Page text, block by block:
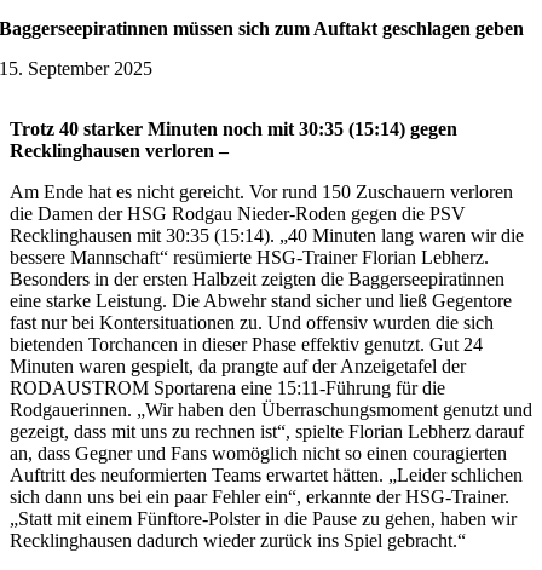
Baggerseepiratinnen müssen sich zum Auftakt geschlagen geben
15. September 2025
Trotz 40 starker Minuten noch mit 30:35 (15:14) gegen
Recklinghausen verloren –
Am Ende hat es nicht gereicht. Vor rund 150 Zuschauern verloren
die Damen der HSG Rodgau Nieder-Roden gegen die PSV
Recklinghausen mit 30:35 (15:14). „40 Minuten lang waren wir die
bessere Mannschaft“ resümierte HSG-Trainer Florian Lebherz.
Besonders in der ersten Halbzeit zeigten die Baggerseepiratinnen
eine starke Leistung. Die Abwehr stand sicher und ließ Gegentore
fast nur bei Kontersituationen zu. Und offensiv wurden die sich
bietenden Torchancen in dieser Phase effektiv genutzt. Gut 24
Minuten waren gespielt, da prangte auf der Anzeigetafel der
RODAUSTROM Sportarena eine 15:11-Führung für die
Rodgauerinnen. „Wir haben den Überraschungsmoment genutzt und
gezeigt, dass mit uns zu rechnen ist“, spielte Florian Lebherz darauf
an, dass Gegner und Fans womöglich nicht so einen couragierten
Auftritt des neuformierten Teams erwartet hätten. „Leider schlichen
sich dann uns bei ein paar Fehler ein“, erkannte der HSG-Trainer.
„Statt mit einem Fünftore-Polster in die Pause zu gehen, haben wir
Recklinghausen dadurch wieder zurück ins Spiel gebracht.“